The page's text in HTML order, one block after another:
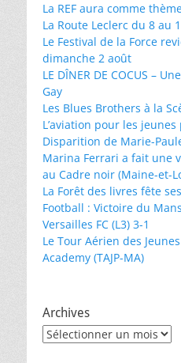
La REF aura comme
La Route Leclerc du 8 au
Le Festival de la Force
dimanche 2 août
LE DÎNER DE COCUS –
Gay
Les Blues Brothers à la
L’aviation pour les
Disparition de Marie-
Marina Ferrari a fait une
au Cadre noir (Maine-et-
La Forêt des livres fête
Football : Victoire du
Versailles FC (L3) 3-1
Le Tour Aérien des
Academy (TAJP-MA)
Archives
Archives